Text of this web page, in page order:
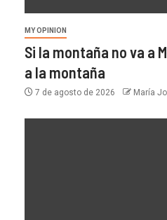
MY OPINION
Si la montaña no va a
a la montaña
7 de agosto de 2026 María